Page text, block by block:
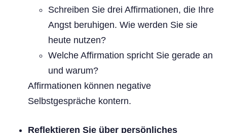
Schreiben Sie drei Affirmationen, die Ihre
Angst beruhigen. Wie werden Sie sie
heute nutzen?
Welche Affirmation spricht Sie gerade an
und warum?
Affirmationen können negative
Selbstgespräche kontern.
Reflektieren Sie über persönliches